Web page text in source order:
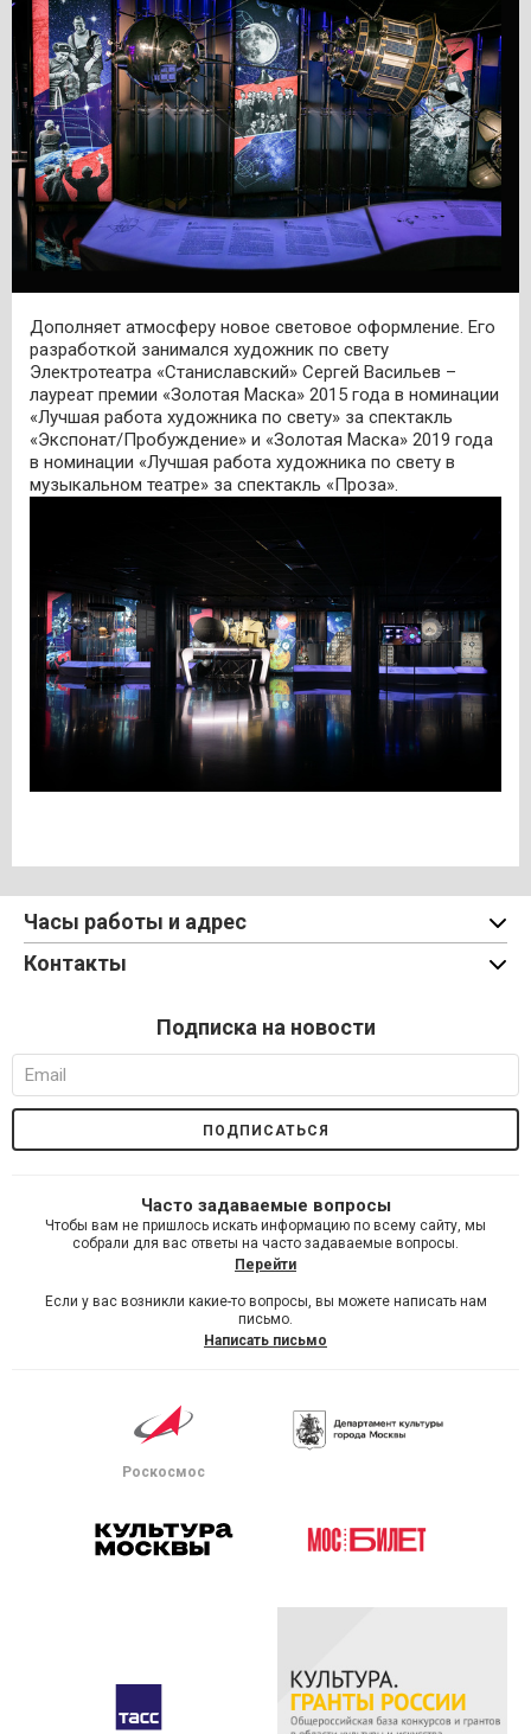
Дополняет атмосферу новое световое оформление. Его
разработкой занимался художник по свету
Электротеатра «Станиславский» Сергей Васильев –
лауреат премии «Золотая Маска» 2015 года в номинации
«Лучшая работа художника по свету» за спектакль
«Экспонат/Пробуждение» и «Золотая Маска» 2019 года
в номинации «Лучшая работа художника по свету в
музыкальном театре» за спектакль «Проза».
Часы работы и адрес
Контакты
Подписка на новости
Часто задаваемые вопросы
Чтобы вам не пришлось искать информацию по всему сайту, мы
собрали для вас ответы на часто задаваемые вопросы.
Перейти
Если у вас возникли какие-то вопросы, вы можете написать нам
письмо.
Написать письмо
Роскосмос